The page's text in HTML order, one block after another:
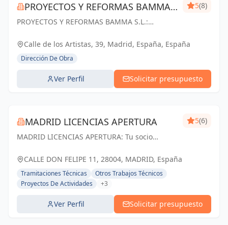
PROYECTOS Y REFORMAS BAMMA
S.L.
PROYECTOS Y REFORMAS BAMMA S.L.:
espacios en Madrid. Tu visión, nuestra pasión.
5(8)
Calle de los Artistas, 39, Madrid, España, España
Dirección De Obra
Ver Perfil Solicitar presupuesto
MADRID LICENCIAS APERTURA
MADRID LICENCIAS APERTURA: Tu socio
técnicos en Madrid. Cumplimos tus
5(6)
CALLE DON FELIPE 11, 28004, MADRID, España
Tramitaciones Técnicas
Otros Trabajos Técnicos
Proyectos De Actividades
+3
Ver Perfil Solicitar presupuesto